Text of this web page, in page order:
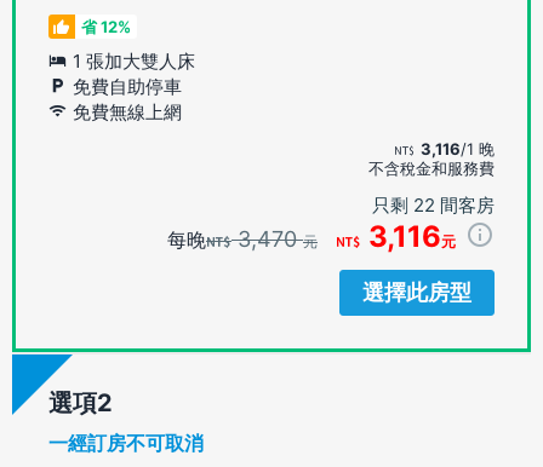
省 12%
1 張加大雙人床
免費自助停車
免費無線上網
3,116/1 晚
不含稅金和服務費
只剩 22 間客房
每晚 3,470元 3,116元
選擇此房型
選項
一經訂房不可取消